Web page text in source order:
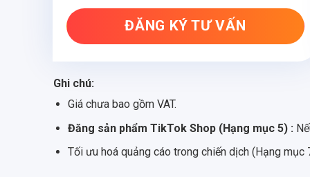
ĐĂNG KÝ TƯ VẤN
Ghi chú:
Giá chưa bao gồm VAT.
Đăng sản phẩm TikTok Shop (Hạng mục 5) :
Tối ưu hoá quảng cáo trong chiến dịch (Hạng